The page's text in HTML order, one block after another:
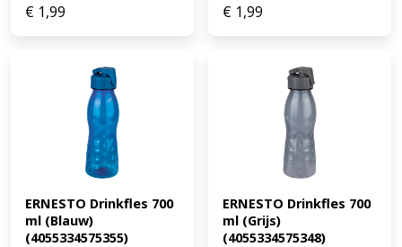
€ 1,99 € 1,99
ERNESTO Drinkfles 700
ml (Blauw)
(4055334575355)
ERNESTO Drinkfles 700
ml (Grijs)
(4055334575348)